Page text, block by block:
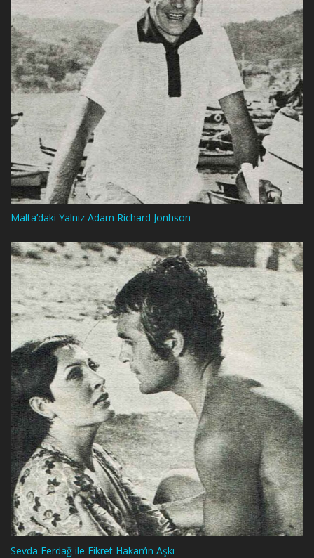
Malta’daki Yalnız Adam Richard Jonhson
Sevda Ferdağ ile Fikret Hakan’ın Aşkı